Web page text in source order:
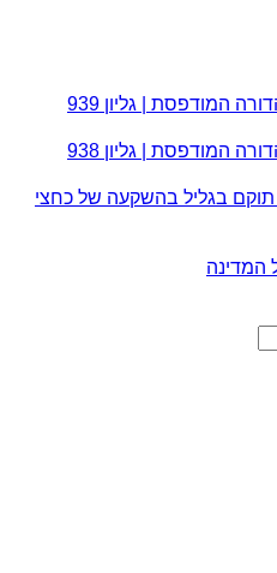
המודפסת | גליון 939
המודפסת | גליון 938
תוקם בגליל בהשקעה של כחצי
המדינה